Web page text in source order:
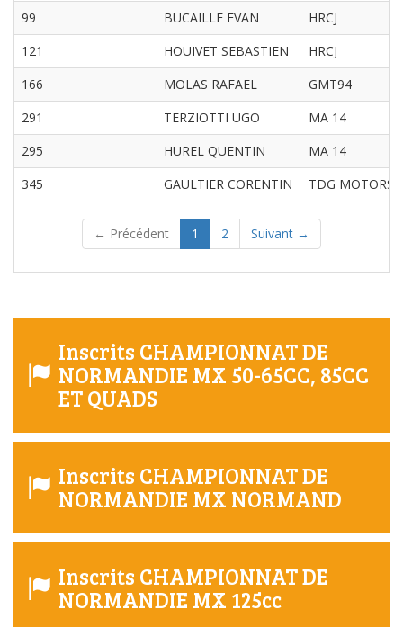
99
BUCAILLE EVAN
HRCJ
121
HOUIVET SEBASTIEN
HRCJ
166
MOLAS RAFAEL
GMT94
291
TERZIOTTI UGO
MA 14
295
HUREL QUENTIN
MA 14
345
GAULTIER CORENTIN TDG MOTORS
← Précédent 1 (current)
2 Suivant →
Inscrits CHAMPIONNAT DE
NORMANDIE MX 50-65CC, 85CC
ET QUADS
Inscrits CHAMPIONNAT DE
NORMANDIE MX NORMAND
Inscrits CHAMPIONNAT DE
NORMANDIE MX 125cc